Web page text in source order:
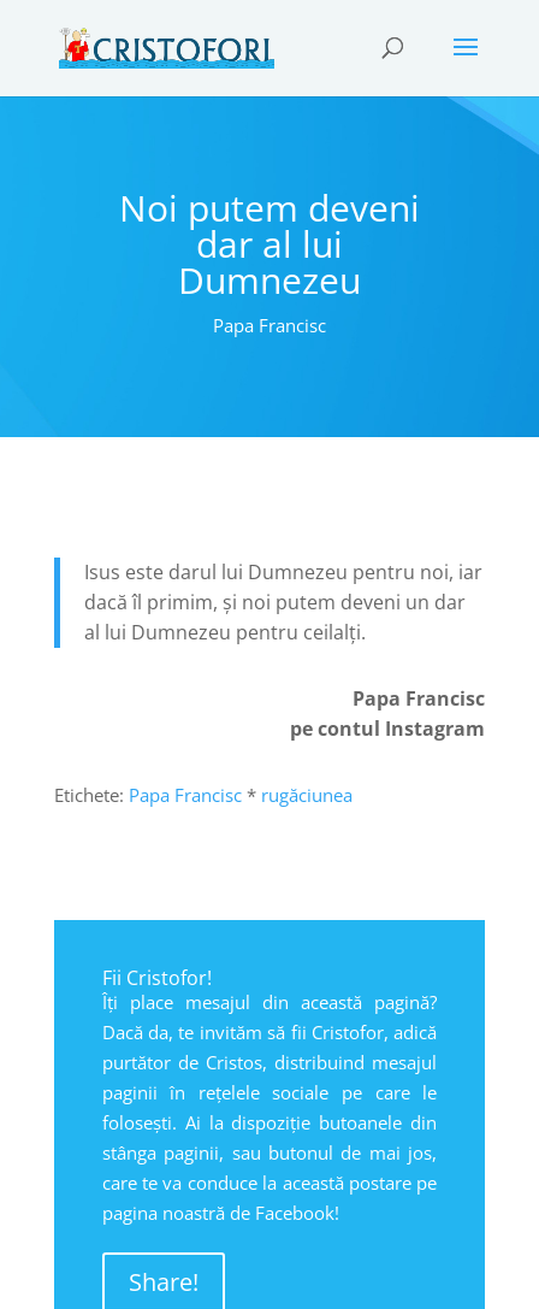
Noi putem deveni
dar al lui
Dumnezeu
Papa Francisc
Isus este darul lui Dumnezeu pentru noi, iar
dacă îl primim, și noi putem deveni un dar
al lui Dumnezeu pentru ceilalți.
Papa Francisc
pe contul Instagram
Etichete: Papa Francisc* rugăciunea
Fii Cristofor!
Îți place mesajul din această pagină?
Dacă da, te invităm să fii Cristofor, adică
purtător de Cristos, distribuind mesajul
paginii în rețelele sociale pe care le
folosești. Ai la dispoziție butoanele din
stânga paginii, sau butonul de mai jos,
care te va conduce la această postare pe
pagina noastră de Facebook!
Share!